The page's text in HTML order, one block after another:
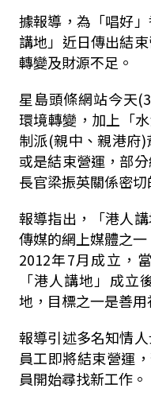
據報導，為「唱好
講地」近日傳出結
轉變及財源不足。
星島頭條網站今天
環境轉變，加上「
制派(親中、親港府)
或是結束營運，部
長官梁振英關係密
報導指出，「港人
傳媒的網上媒體之
2012年7月成立，
「港人講地」成
地，目標之一是善
報導引述多名知情
員工即將結束營運
員開始尋找新工作。